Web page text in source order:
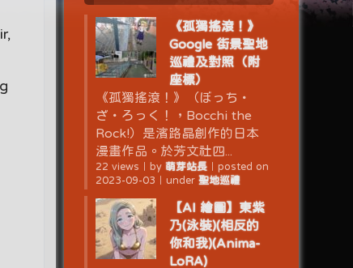
《孤獨搖滾！》
Google 街景聖地
巡禮及對照（附
座標）
《孤獨搖滾！》（ぼっち・
ざ・ろっく！，Bocchi the
Rock!）是濱路晶創作的日本
漫畫作品。於芳文社四...
22 views by 萌芽站長｜ posted on
2023-09-03
under 聖地巡禮
【AI 繪圖】東紫
乃(泳裝)(相反的
你和我)(Anima-
LoRA)